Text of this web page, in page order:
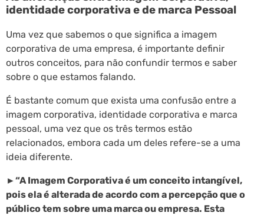
identidade corporativa e de marca Pessoal
Uma vez que sabemos o que significa a imagem
corporativa de uma empresa, é importante definir
outros conceitos, para não confundir termos e saber
sobre o que estamos falando.
É bastante comum que exista uma confusão entre a
imagem corporativa, identidade corporativa e marca
pessoal, uma vez que os três termos estão
relacionados, embora cada um deles refere-se a uma
ideia diferente.
►“A Imagem Corporativa é um conceito intangível,
pois ela é alterada de acordo com a percepção que o
público tem sobre uma marca ou empresa. Esta